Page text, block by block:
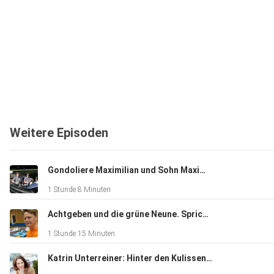
Weitere Episoden
Gondoliere Maximilian und Sohn Maximilian Koch
1 Stunde 8 Minuten
Achtgeben und die grüne Neune. Sprichwortexperte Rolf-Bernhard Essig
1 Stunde 15 Minuten
Katrin Unterreiner: Hinter den Kulissen des Wiener Kongresses